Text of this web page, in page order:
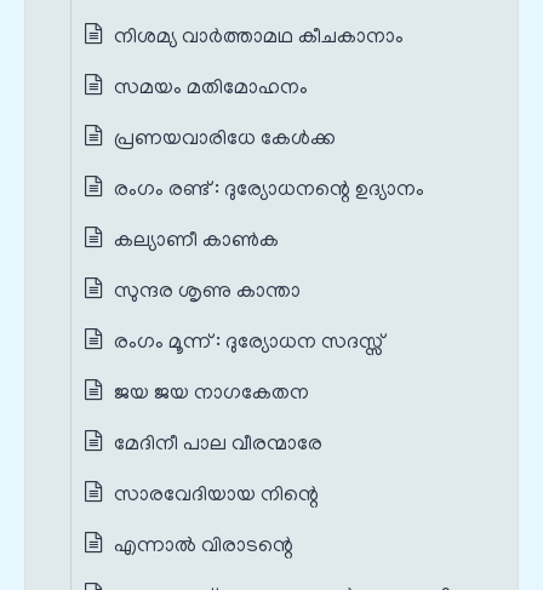
നിശമ്യ വാർത്താമഥ കീചകാനാം
സമയം മതിമോഹനം
പ്രണയവാരിധേ കേൾക്ക
രംഗം രണ്ട് : ദുര്യോധനന്റെ ഉദ്യാനം
കല്യാണീ കാൺക
സുന്ദര ശൃണു കാന്താ
രംഗം മൂന്ന് : ദുര്യോധന സദസ്സ്
ജയ ജയ നാഗകേതന
മേദിനീ പാല വീരന്മാരേ
സാരവേദിയായ നിന്റെ
എന്നാൽ വിരാടന്റെ